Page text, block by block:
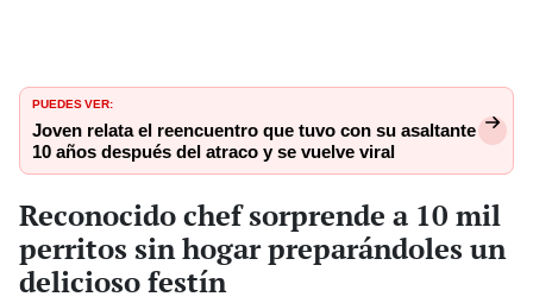
PUEDES VER:
Joven relata el reencuentro que tuvo con su asaltante
10 años después del atraco y se vuelve viral
Reconocido chef sorprende a 10 mil
perritos sin hogar preparándoles un
delicioso festín